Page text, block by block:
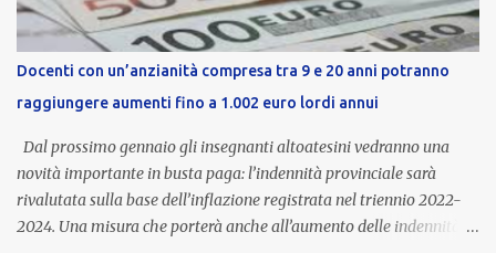
Docenti con un’anzianità compresa tra 9 e 20 anni potranno
raggiungere aumenti fino a 1.002 euro lordi annui
Dal prossimo gennaio gli insegnanti altoatesini vedranno una
novità importante in busta paga: l’indennità provinciale sarà
rivalutata sulla base dell’inflazione registrata nel triennio 2022-
2024. Una misura che porterà anche all’aumento delle indennità di